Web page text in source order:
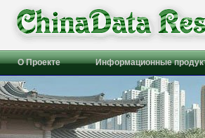
О Проекте Информационные